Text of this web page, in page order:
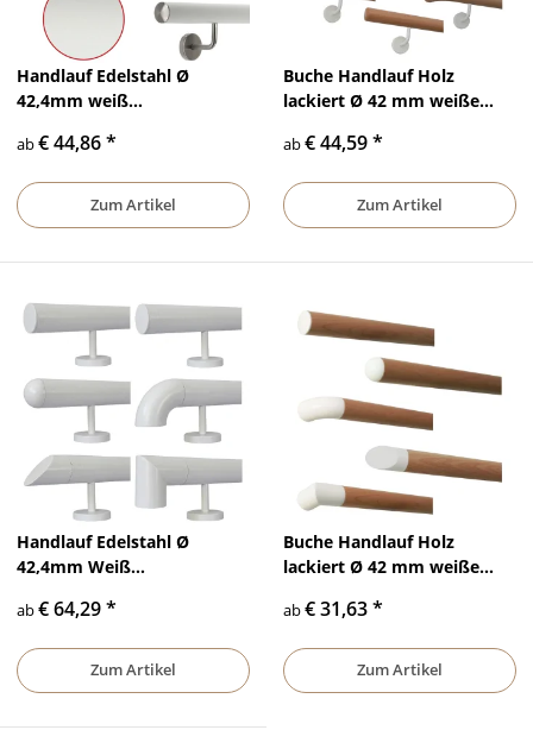
Handlauf Edelstahl Ø
42,4mm weiß
gewinkelte Edelstahl Halter
ab€ 44,86*
Zum Artikel
Buche Handlauf Holz
lackiert Ø 42 mm weiße
Enden
ab€ 44,59*
Zum Artikel
Handlauf Edelstahl Ø
42,4mm Weiß
Edelstahlhalter
ab€ 64,29*
Zum Artikel
Buche Handlauf Holz
lackiert Ø 42 mm weiße
Handlaufhalter
ab€ 31,63*
Zum Artikel